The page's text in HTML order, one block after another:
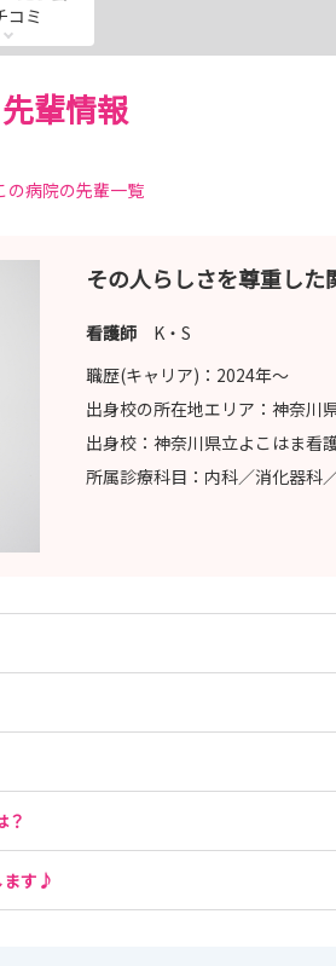
す。
コミ
先輩情報
の病院の先輩一覧
その人らしさを尊重した
看護師 K・S
職歴(キャリア)： 2024年〜
出身校の所在地エリア： 神奈川
出身校： 神奈川県立よこはま看
所属診療科目： 内科／消化器科
？
ます♪